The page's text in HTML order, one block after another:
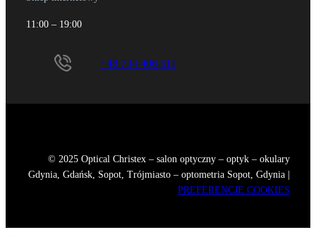
11:00 – 19:00
+48 734 406 511
© 2025 Optical Christex – salon optyczny – optyk – okulary
Gdynia, Gdańsk, Sopot, Trójmiasto – optometria Sopot, Gdynia |
PREFERENCJE COOKIES